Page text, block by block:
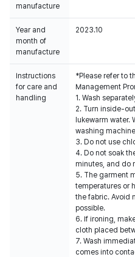
manufacture
Year and
month of
manufacture
2023.10
Instructions
for care and
handling
*Please refer to
Management
1. Wash
2. Turn inside-
lukewarm water.
washing
3. Do not use
4. Do not soak
minutes, and do
5. The garment
temperatures or
the fabric. Avoid
possible.
6. If ironing,
cloth placed
7. Wash
comes into